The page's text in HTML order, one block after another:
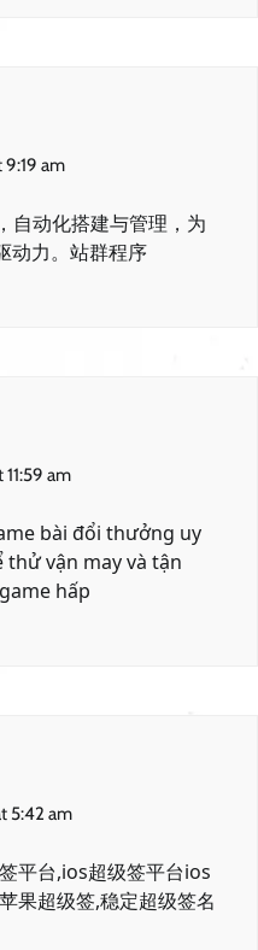
am
自动化搭建与管理，为
力。 站群程序
am
bài đổi thưởng uy
vận may và tận
hấp
5:42 am
平台,ios超级签平台ios
果超级签,稳定超级签名